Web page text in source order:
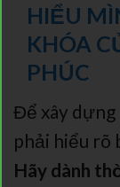
HIỂU
KHÓA
PHÚC
Để xây dựng
phải hiểu rõ
Hãy dành